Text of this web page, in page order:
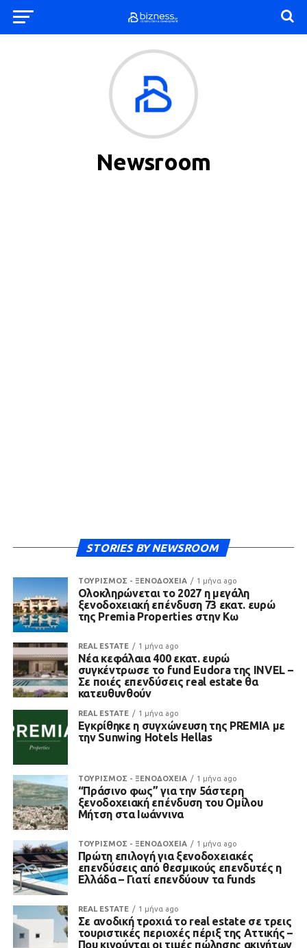
Newsroom
STORIES BY NEWSROOM
ΤΟΥΡΙΣΜΟΣ - ΞΕΝΟΔΟΧΕΙΑ 1 μήνα ago
Ολοκληρώνεται το 2027 η μεγάλη
ξενοδοχειακή επένδυση 73 εκατ. ευρώ
της Premia Properties στην Κω
REAL ESTATE 1 μήνα ago
Νέα κεφάλαια 400 εκατ. ευρώ
συγκέντρωσε το fund Eudora της INVEL –
Σε ποιές επενδύσεις real estate θα
κατευθυνθούν
REAL ESTATE 1 μήνα ago
Εγκρίθηκε η συγχώνευση της PREMIA με
την Sunwing Hotels Hellas
ΤΟΥΡΙΣΜΟΣ - ΞΕΝΟΔΟΧΕΙΑ 1 μήνα ago
“Πράσινο φως” για την 5άστερη
ξενοδοχειακή επένδυση του Ομίλου
Μήτση στα Ιωάννινα
ΤΟΥΡΙΣΜΟΣ - ΞΕΝΟΔΟΧΕΙΑ 1 μήνα ago
Πρώτη επιλογή για ξενοδοχειακές
επενδύσεις από θεσμικούς επενδυτές η
Ελλάδα – Γιατί επενδύουν τα funds
REAL ESTATE 1 μήνα ago
Σε ανοδική τροχιά το real estate σε τρεις
τουριστικές περιοχές πέριξ της Αττικής –
Που κινούνται οι τιμές πώλησης ακινήτων